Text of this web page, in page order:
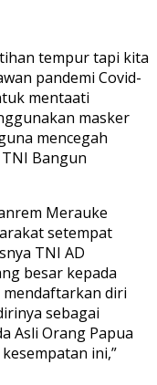
tempur tapi kita
pandemi Covid-
mentaati
masker
mencegah
Bangun
Merauke
setempat
TNI AD
besar kepada
diri
sebagai
Asli Orang Papua
ini,”